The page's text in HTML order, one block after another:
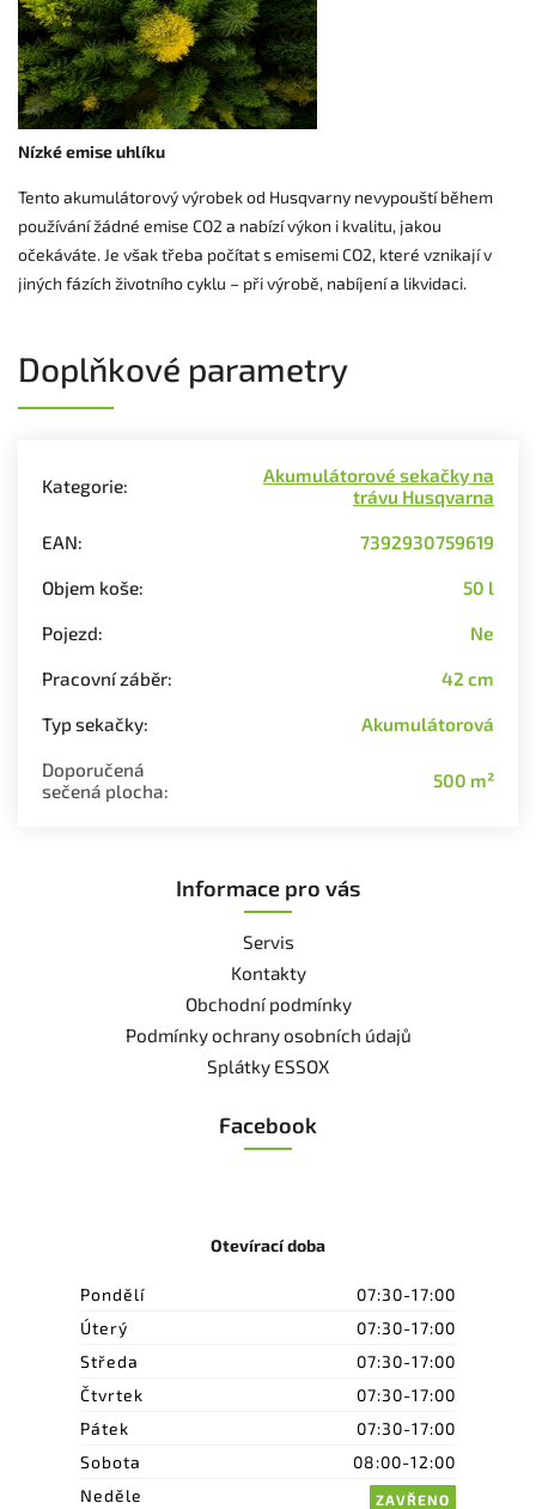
Nízké emise uhlíku
Tento akumulátorový výrobek od Husqvarny nevypouští během
používání žádné emise CO2 a nabízí výkon i kvalitu, jakou
očekáváte. Je však třeba počítat s emisemi CO2, které vznikají v
jiných fázích životního cyklu – při výrobě, nabíjení a likvidaci.
Doplňkové parametry
Kategorie:
Akumulátorové sekačky na
trávu Husqvarna
EAN: 7392930759619
Objem koše: 50 l
Pojezd: Ne
Pracovní záběr: 42 cm
Typ sekačky: Akumulátorová
Doporučená
sečená plocha: 500 m²
Informace pro vás
Servis
Kontakty
Obchodní podmínky
Podmínky ochrany osobních údajů
Splátky ESSOX
Facebook
Otevírací doba
Pondělí
07:30-17:00
Úterý
07:30-17:00
Středa
07:30-17:00
Čtvrtek
07:30-17:00
Pátek
07:30-17:00
Sobota
08:00-12:00
Neděle
ZAVŘENO